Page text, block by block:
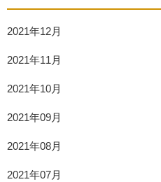
2021年12月
2021年11月
2021年10月
2021年09月
2021年08月
2021年07月